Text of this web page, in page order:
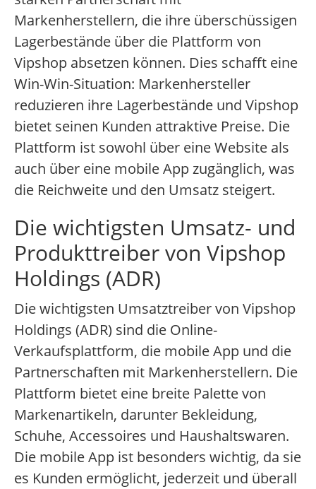
Markenherstellern, die ihre überschüssigen
Lagerbestände über die Plattform von
Vipshop absetzen können. Dies schafft eine
Win-Win-Situation: Markenhersteller
reduzieren ihre Lagerbestände und Vipshop
bietet seinen Kunden attraktive Preise. Die
Plattform ist sowohl über eine Website als
auch über eine mobile App zugänglich, was
die Reichweite und den Umsatz steigert.
Die wichtigsten Umsatz- und
Produkttreiber von Vipshop
Holdings (ADR)
Die wichtigsten Umsatztreiber von Vipshop
Holdings (ADR) sind die Online-
Verkaufsplattform, die mobile App und die
Partnerschaften mit Markenherstellern. Die
Plattform bietet eine breite Palette von
Markenartikeln, darunter Bekleidung,
Schuhe, Accessoires und Haushaltswaren.
Die mobile App ist besonders wichtig, da sie
es Kunden ermöglicht, jederzeit und überall